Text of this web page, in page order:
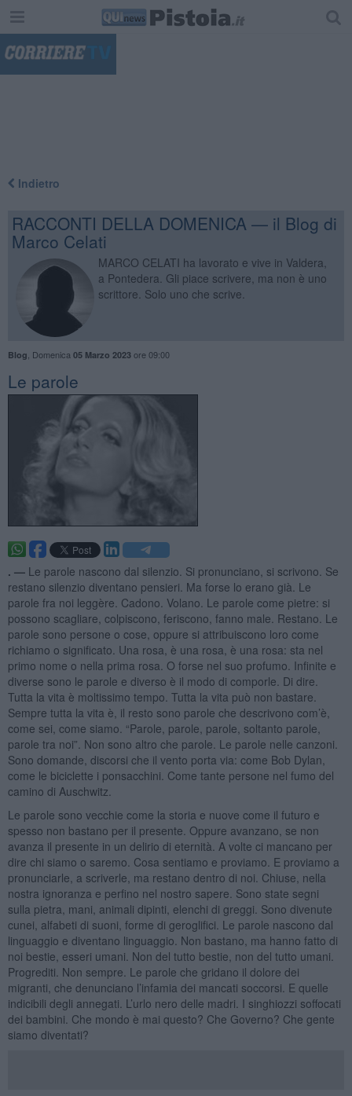
Indietro
RACCONTI DELLA DOMENICA — il Blog di
Marco Celati
MARCO CELATI ha lavorato e vive in Valdera,
a Pontedera. Gli piace scrivere, ma non è uno
scrittore. Solo uno che scrive.
Blog Domenica 05 Marzo 2023ore 09:00
Le parole
. — Le parole nascono dal silenzio. Si pronunciano, si scrivono. Se
restano silenzio diventano pensieri. Ma forse lo erano già. Le
parole fra noi leggère. Cadono. Volano. Le parole come pietre: si
possono scagliare, colpiscono, feriscono, fanno male. Restano. Le
parole sono persone o cose, oppure si attribuiscono loro come
richiamo o significato. Una rosa, è una rosa, è una rosa: sta nel
primo nome o nella prima rosa. O forse nel suo profumo. Infinite e
diverse sono le parole e diverso è il modo di comporle. Di dire.
Tutta la vita è moltissimo tempo. Tutta la vita può non bastare.
Sempre tutta la vita è, il resto sono parole che descrivono com’è,
come sei, come siamo. “Parole, parole, parole, soltanto parole,
parole tra noi”. Non sono altro che parole. Le parole nelle canzoni.
Sono domande, discorsi che il vento porta via: come Bob Dylan,
come le biciclette i ponsacchini. Come tante persone nel fumo del
camino di Auschwitz.
Le parole sono vecchie come la storia e nuove come il futuro e
spesso non bastano per il presente. Oppure avanzano, se non
avanza il presente in un delirio di eternità. A volte ci mancano per
dire chi siamo o saremo. Cosa sentiamo e proviamo. E proviamo a
pronunciarle, a scriverle, ma restano dentro di noi. Chiuse, nella
nostra ignoranza e perfino nel nostro sapere. Sono state segni
sulla pietra, mani, animali dipinti, elenchi di greggi. Sono divenute
cunei, alfabeti di suoni, forme di geroglifici. Le parole nascono dal
linguaggio e diventano linguaggio. Non bastano, ma hanno fatto di
noi bestie, esseri umani. Non del tutto bestie, non del tutto umani.
Progrediti. Non sempre. Le parole che gridano il dolore dei
migranti, che denunciano l’infamia dei mancati soccorsi. E quelle
indicibili degli annegati. L’urlo nero delle madri. I singhiozzi soffocati
dei bambini. Che mondo è mai questo? Che Governo? Che gente
siamo diventati?